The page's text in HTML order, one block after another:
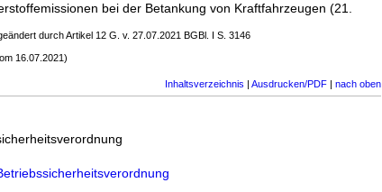
bei der Betankung von Kraftfahrzeugen (21.
durch Artikel 12 G. v. 27.07.2021 BGBl. I S. 3146
16.07.2021)
Inhaltsverzeichnis | Ausdrucken/PDF | nach oben